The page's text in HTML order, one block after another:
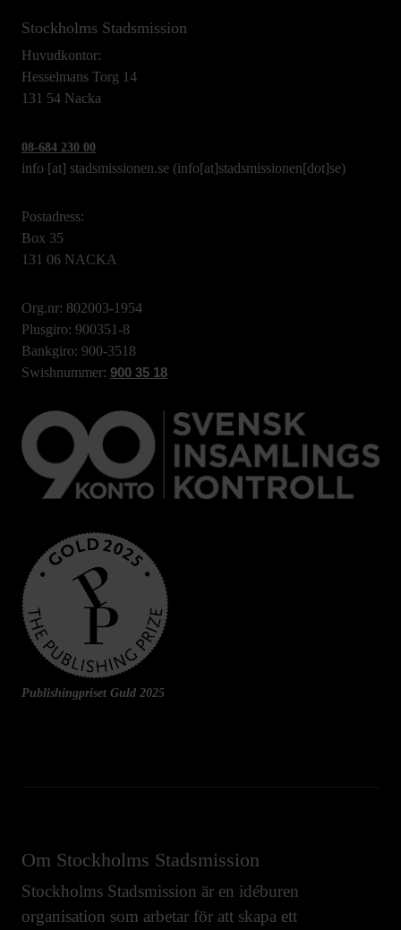
Stockholms Stadsmission
Huvudkontor:
Hesselmans Torg 14
131 54 Nacka
08-684 230 00
info [at] stadsmissionen.se (info[at]stadsmissionen[dot]se)
Postadress:
Box 35
131 06 NACKA
Org.nr: 802003-1954
Plusgiro: 900351-8
Bankgiro: 900-3518
Swishnummer: 900 35 18
Publishingpriset Guld 2025
Om Stockholms Stadsmission
Stockholms Stadsmission är en idéburen
organisation som arbetar för att skapa ett